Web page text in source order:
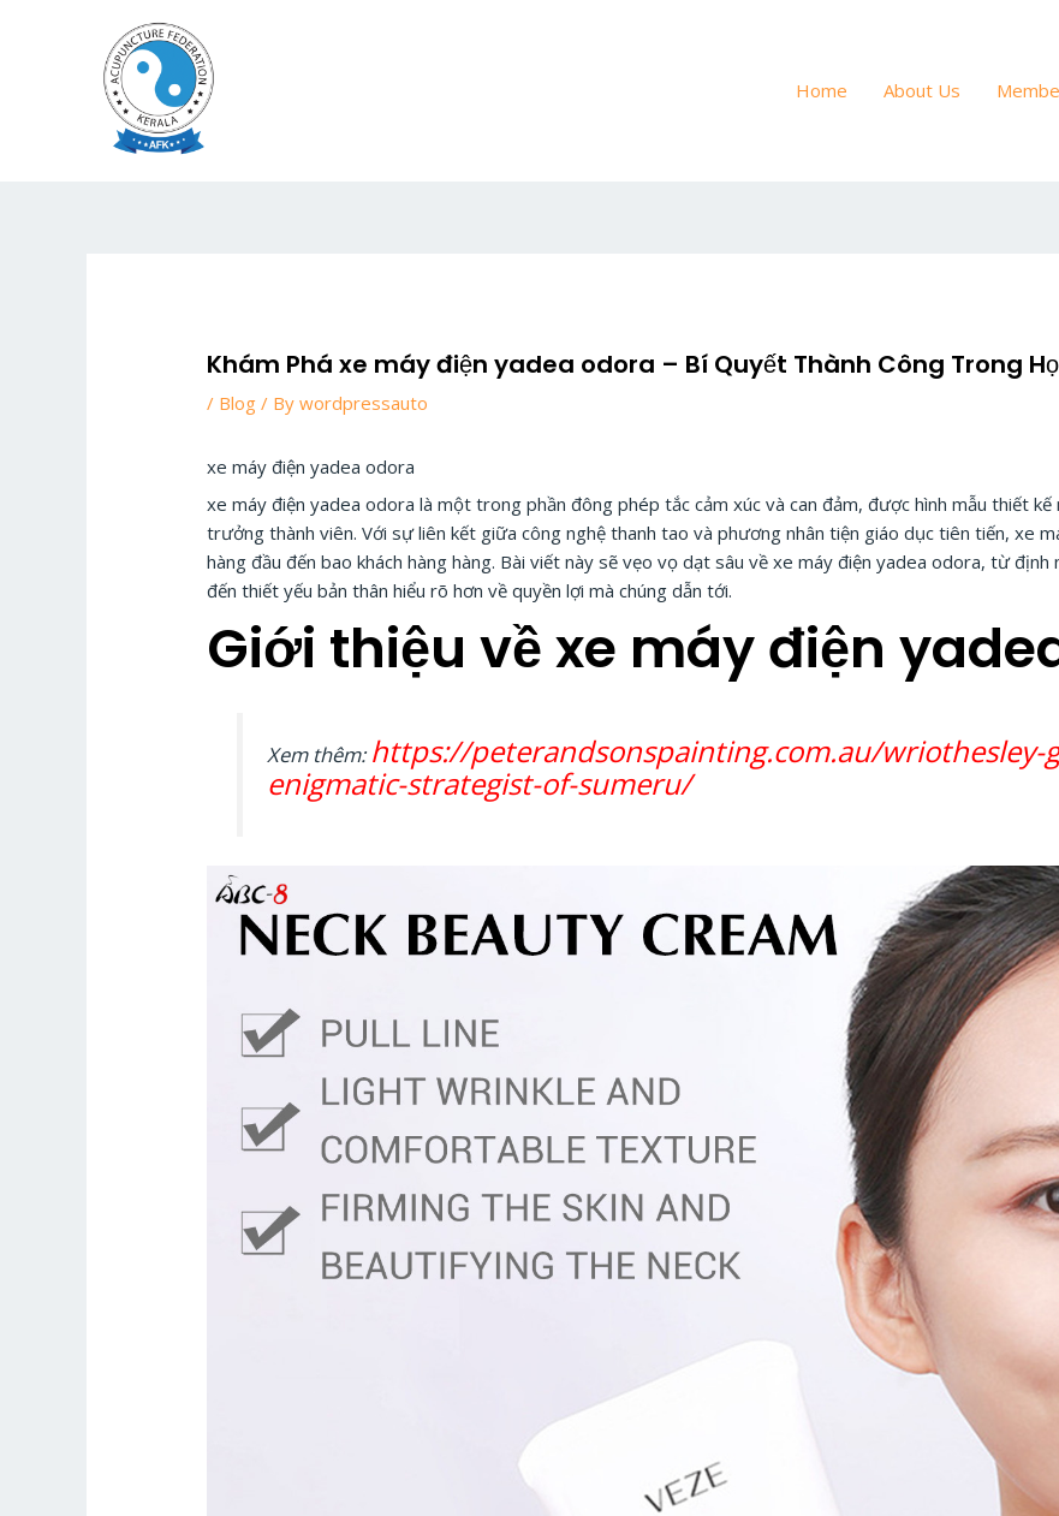
Home
About Us
Khám Phá xe máy điện yadea odora – Bí Quyết Thành Công Trong
/ Blog / Bywordpressauto
xe máy điện yadea odora
xe máy điện yadea odora là một trong phần đông phép tắc cảm xúc và can đảm, được hình mẫu thiết
trưởng thành viên. Với sự liên kết giữa công nghệ thanh tao và phương nhân tiện giáo dục tiên tiến, xe
hàng đầu đến bao khách hàng hàng. Bài viết này sẽ vẹo vọ dạt sâu về xe máy điện yadea odora, từ định
đến thiết yếu bản thân hiểu rõ hơn về quyền lợi mà chúng dẫn tới.
Giới thiệu về xe máy điện
Xem thêm:https://peterandsonspainting.com.au/wriothesley-
enigmatic-strategist-of-sumeru/